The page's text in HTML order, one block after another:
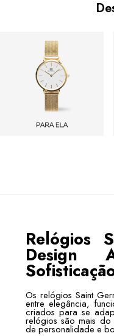
Relógios
Design
Os relógios Saint
entre elegância,
criados para se
relógios são mais
de personalidade e